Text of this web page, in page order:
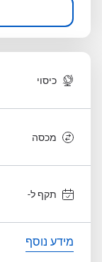
כיסוי
מכסה
תקף ל-
מידע נוסף